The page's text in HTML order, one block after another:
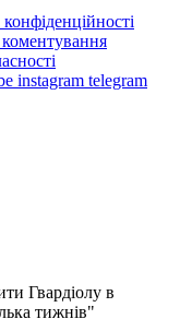
instagram telegram
Гвардіолу в
тижнів"